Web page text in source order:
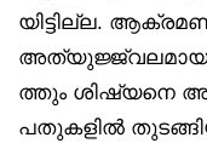
യിട്ടില്ല.
അത്യുജ്ജ്വലമായ
ത്തും ശിഷ്യനെ
പതുകളിൽ